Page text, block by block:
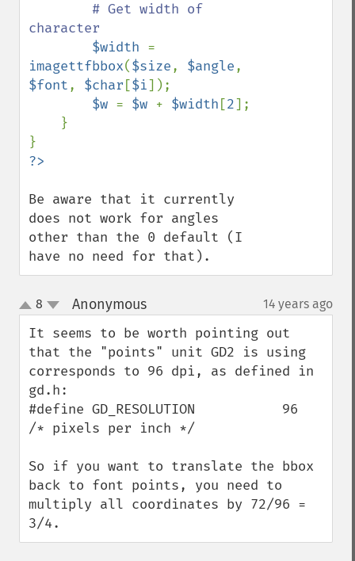
# Get width of
character
$width
imagettfbbox($size, $angle
$font, $char [$i]);
$w = $w + $width [2];
Be aware that it currently
does not work for angles
other than the 0 default (I
have no need for that).
up
down
8 Anonymous¶ 14 years ago
It seems to be worth pointing out
that the "points" unit GD2 is using
corresponds to 96 dpi, as defined in
gd.h:
#define GD_RESOLUTION           96
/* pixels per inch */
So if you want to translate the bbox
back to font points, you need to
multiply all coordinates by 72/96 =
3/4.